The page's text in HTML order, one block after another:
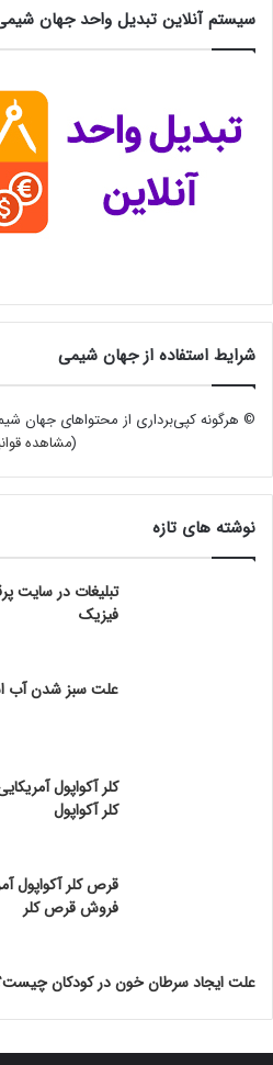
سیستم آنلاین تبدیل واحد جهان
شرایط استفاده از جهان شیمی
© هرگونه کپی‌برداری از محتواهای جهان
(مشاهده
نوشته های تازه
تبلیغات در
فیزیک
علت سبز شدن آب
کلر آکواپول
کلر آکواپول
قرص کلر آکواپول
فروش قرص کلر
علت ایجاد سرطان خون در کودکان